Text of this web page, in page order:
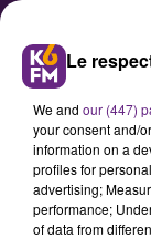
Journée
Le
We and our (447)
your consent and/
information on a
profiles for
advertising;
performance;
of data from